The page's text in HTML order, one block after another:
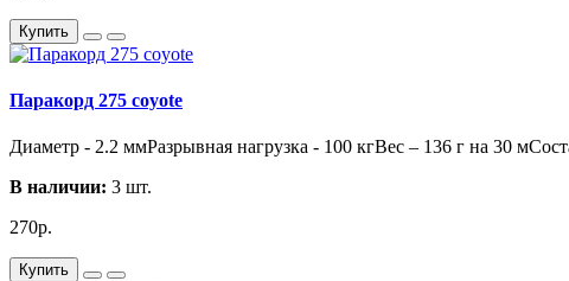
Купить
Паракорд 275 coyote
Диаметр - 2.2 ммРазрывная нагрузка - 100 кгВес – 136 г на 30
В наличии: 3 шт.
270р.
Купить